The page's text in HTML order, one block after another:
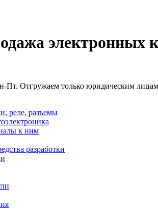
электронных
Пт. Отгружаем только юридическим лицам
реле, разъемы
к ним
разработки